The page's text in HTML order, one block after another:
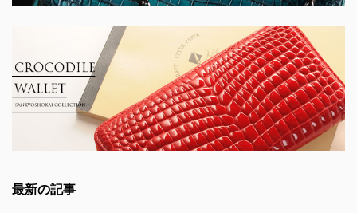
最新の記事